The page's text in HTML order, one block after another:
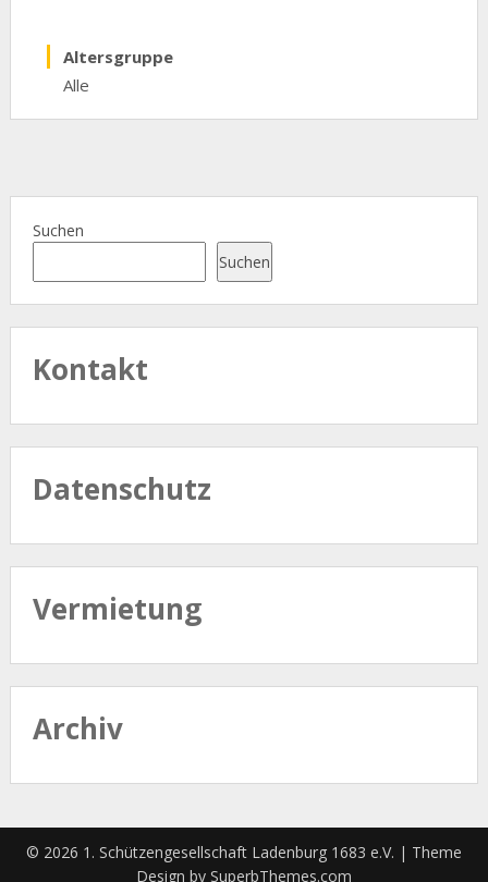
Altersgruppe
Alle
Suchen
Suchen
Kontakt
Datenschutz
Vermietung
Archiv
© 2026 1. Schützengesellschaft Ladenburg 1683 e.V. | Theme
Design by SuperbThemes.com